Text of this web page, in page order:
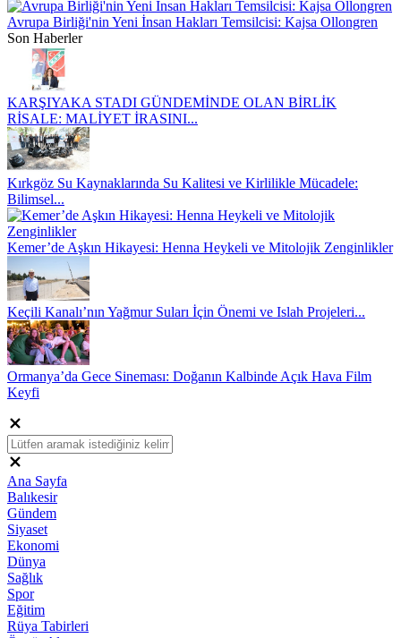
Avrupa Birliği'nin Yeni İnsan Hakları Temsilcisi: Kajsa Ollongren
Son Haberler
KARŞIYAKA STADI GÜNDEMİNDE OLAN BİRLİK
RİSALE: MALİYET İRASINI...
Kırkgöz Su Kaynaklarında Su Kalitesi ve Kirlilikle Mücadele:
Bilimsel...
Kemer’de Aşkın Hikayesi: Henna Heykeli ve Mitolojik Zenginlikler
Keçili Kanalı’nın Yağmur Suları İçin Önemi ve Islah Projeleri...
Ormanya’da Gece Sineması: Doğanın Kalbinde Açık Hava Film
Keyfi
Ana Sayfa
Balıkesir
Gündem
Siyaset
Ekonomi
Dünya
Sağlık
Spor
Eğitim
Rüya Tabirleri